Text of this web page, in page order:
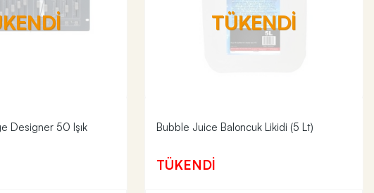
Designer 50 Işık
TÜKENDİ
Bubble Juice Baloncuk Likidi (5 Lt)
TÜKENDİ